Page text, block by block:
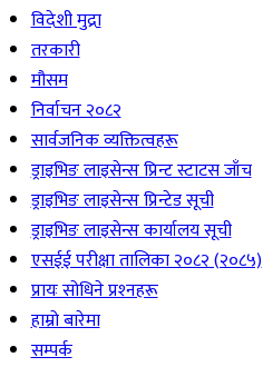
विदेशी मुद्रा
तरकारी
मौसम
निर्वाचन २०८२
सार्वजनिक व्यक्तित्वहरू
ड्राइभिङ लाइसेन्स प्रिन्ट स्टाटस जाँच
ड्राइभिङ लाइसेन्स प्रिन्टेड सूची
ड्राइभिङ लाइसेन्स कार्यालय सूची
एसईई परीक्षा तालिका २०८२ (२०८५)
प्रायः सोधिने प्रश्‍नहरू
हाम्रो बारेमा
सम्पर्क